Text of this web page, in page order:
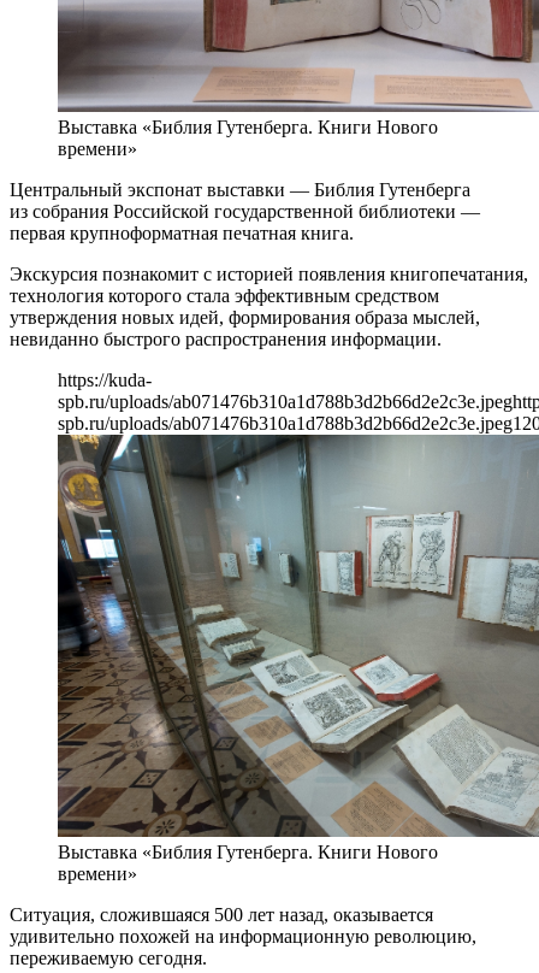
Выставка «Библия Гутенберга. Книги Нового
времени»
Центральный экспонат выставки — Библия Гутенберга
из собрания Российской государственной библиотеки —
первая крупноформатная печатная книга.
Экскурсия познакомит с историей появления книгопечатания,
технология которого стала эффективным средством
утверждения новых идей, формирования образа мыслей,
невиданно быстрого распространения информации.
https://kuda-
spb.ru/uploads/ab071476b310a1d788b3d2b66d2e2c3e.jpeg
spb.ru/uploads/ab071476b310a1d788b3d2b66d2e2c3e.jpeg
Выставка «Библия Гутенберга. Книги Нового
времени»
Ситуация, сложившаяся 500 лет назад, оказывается
удивительно похожей на информационную революцию,
переживаемую сегодня.